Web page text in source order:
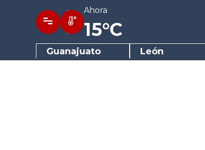
Ahora
15°C
Guanajuato León